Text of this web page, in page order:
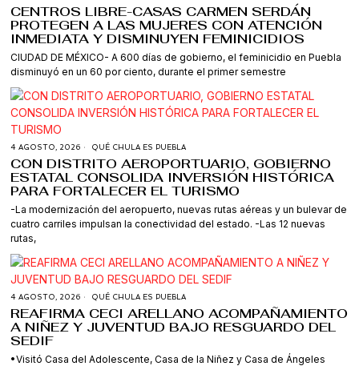
CENTROS LIBRE-CASAS CARMEN SERDÁN
PROTEGEN A LAS MUJERES CON ATENCIÓN
INMEDIATA Y DISMINUYEN FEMINICIDIOS
CIUDAD DE MÉXICO- A 600 días de gobierno, el feminicidio en Puebla
disminuyó en un 60 por ciento, durante el primer semestre
4 AGOSTO, 2026 QUÉ CHULA ES PUEBLA
CON DISTRITO AEROPORTUARIO, GOBIERNO
ESTATAL CONSOLIDA INVERSIÓN HISTÓRICA
PARA FORTALECER EL TURISMO
-La modernización del aeropuerto, nuevas rutas aéreas y un bulevar de
cuatro carriles impulsan la conectividad del estado. -Las 12 nuevas
rutas,
4 AGOSTO, 2026 QUÉ CHULA ES PUEBLA
REAFIRMA CECI ARELLANO ACOMPAÑAMIENTO
A NIÑEZ Y JUVENTUD BAJO RESGUARDO DEL
SEDIF
•Visitó Casa del Adolescente, Casa de la Niñez y Casa de Ángeles